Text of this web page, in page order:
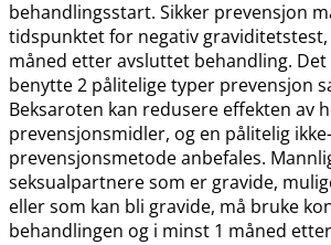
behandlingsstart. Sikker prevensjon
tidspunktet for negativ graviditetstest,
måned etter avsluttet behandling. Det
benytte 2 pålitelige typer prevensjon
Beksaroten kan redusere effekten av
prevensjonsmidler, og en pålitelig
prevensjonsmetode anbefales.
seksualpartnere som er gravide,
eller som kan bli gravide, må bruke
behandlingen og i minst 1 måned